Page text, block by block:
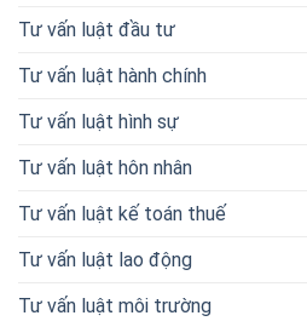
Tư vấn luật đầu tư
Tư vấn luật hành chính
Tư vấn luật hình sự
Tư vấn luật hôn nhân
Tư vấn luật kế toán thuế
Tư vấn luật lao động
Tư vấn luật môi trường